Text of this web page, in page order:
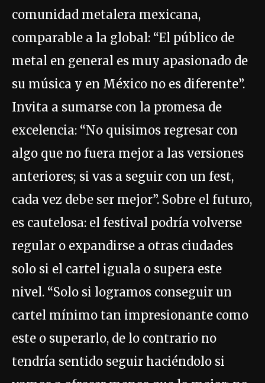
comunidad metalera mexicana,
comparable a la global: “El público de
metal en general es muy apasionado de
su música y en México no es diferente”.
Invita a sumarse con la promesa de
excelencia: “No quisimos regresar con
algo que no fuera mejor a las versiones
anteriores; si vas a seguir con un fest,
cada vez debe ser mejor”. Sobre el futuro,
es cautelosa: el festival podría volverse
regular o expandirse a otras ciudades
solo si el cartel iguala o supera este
nivel. “Solo si logramos conseguir un
cartel mínimo tan impresionante como
este o superarlo, de lo contrario no
tendría sentido seguir haciéndolo si